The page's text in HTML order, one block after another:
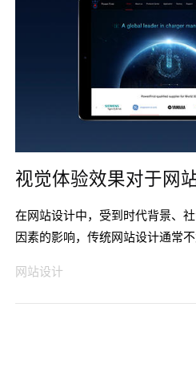
视觉体验效果对于网
在网站设计中，受到时代背景、
因素的影响，传统网站设计通常
值，不利于吸引受众的眼球。为
觉体验在网站设计中的重要性，
网站设计